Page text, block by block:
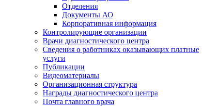
Отделения
Документы АО
Корпоративная информация
Контролирующие организации
Врачи диагностического центра
Сведения о работниках оказывающих платные
услуги
Публикации
Видеоматериалы
Организационная структура
Награды диагностического центра
Почта главного врача